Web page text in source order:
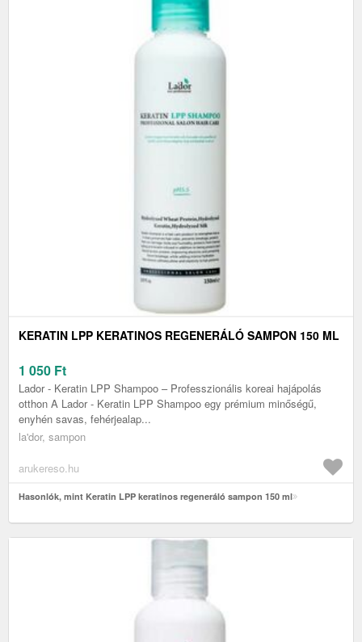
KERATIN LPP KERATINOS REGENERÁLÓ SAMPON 150 ML
1 050 Ft
Lador - Keratin LPP Shampoo – Professzionális koreai hajápolás
otthon A Lador - Keratin LPP Shampoo egy prémium minőségű,
enyhén savas, fehérjealap...
la'dor, sampon
arukereso.hu
Hasonlók, mint Keratin LPP keratinos regeneráló sampon 150 ml